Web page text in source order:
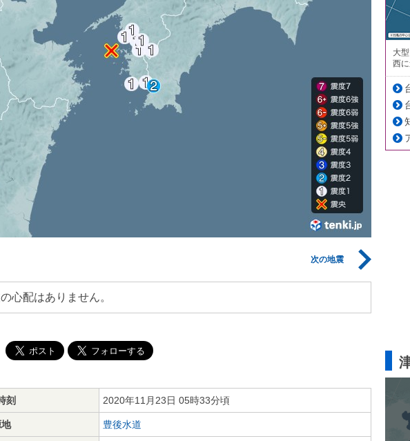
次の地震
心配はありません。
刻 2020年11月23日 05時33分頃
豊後水道
大
西